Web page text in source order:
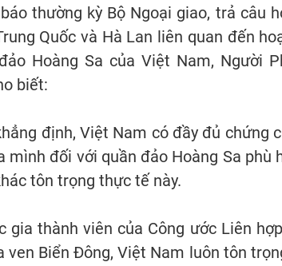
thường kỳ Bộ Ngoại giao, trả câu
Quốc và Hà Lan liên quan đến
Hoàng Sa của Việt Nam, Người
biết:
định, Việt Nam có đầy đủ chứng
mình đối với quần đảo Hoàng Sa
tôn trọng thực tế này.
gia thành viên của Công ước Liên
ven Biển Đông, Việt Nam luôn tôn